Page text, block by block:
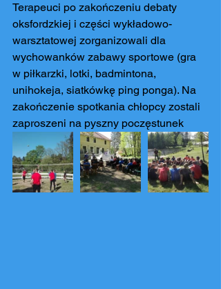
Terapeuci po zakończeniu debaty
oksfordzkiej i części wykładowo-
warsztatowej zorganizowali dla
wychowanków zabawy sportowe (gra
w piłkarzki, lotki, badmintona,
unihokeja, siatkówkę ping ponga). Na
zakończenie spotkania chłopcy zostali
zaproszeni na pyszny poczęstunek